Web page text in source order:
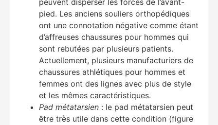
peuvent disperser les forces de l’avant-
pied. Les anciens souliers orthopédiques
ont une connotation négative comme étant
d’affreuses chaussures pour hommes qui
sont rebutées par plusieurs patients.
Actuellement, plusieurs manufacturiers de
chaussures athlétiques pour hommes et
femmes ont des lignes avec plus de style
et les mêmes caractéristiques.
Pad métatarsien : le pad métatarsien peut
être très utile dans cette condition (figure